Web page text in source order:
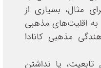
مثال، بسیاری از
به اقلیت‌های مذهبی
مذهبی کانادا
یا نداشتن